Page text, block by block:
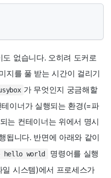
없습니다. 오히려 도커로
지를 풀 받는 시간이 걸리기
가 무엇인지 궁금해할
이너가 실행되는 환경(=파
는 컨테이너는 위에서 명시
됩니다. 반면에 아래와 같이
hello world
명령어를 실행
시스템)에서 프로세스가